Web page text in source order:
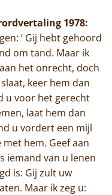
1978:
‘ Gij hebt gehoord
om tand. Maar ik
het onrecht, doch
keer hem dan
u voor het gerecht
laat hem dan
u vordert een mijl
hem. Geef aan
iemand van u lenen
is: Gij zult uw
Maar ik zeg u: